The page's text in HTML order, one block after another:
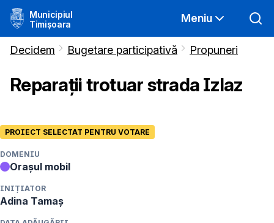
Municipiul
Timișoara
Meniu
Decidem Bugetare participativă Propuneri
Reparații trotuar strada Izlaz
PROIECT SELECTAT PENTRU VOTARE
DOMENIU
Orașul mobil
INIȚIATOR
Adina Tamaș